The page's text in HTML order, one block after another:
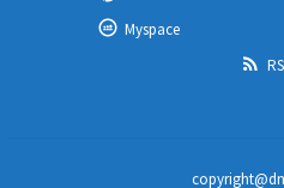
Myspace